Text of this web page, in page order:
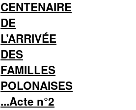
CENTENAIRE
DE
L’ARRIVÉE
DES
FAMILLES
POLONAISES
...Acte n°2